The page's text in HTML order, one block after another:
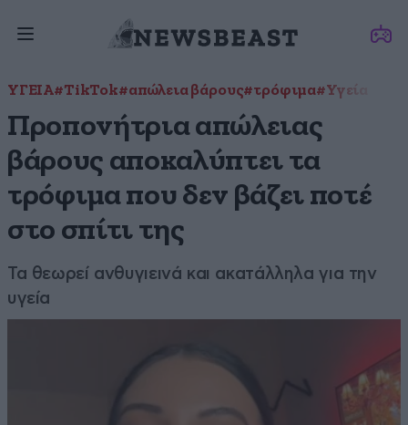
ΥΓΕΙΑ#TikTok#απώλεια βάρους#τρόφιμα#Υγεία
Προπονήτρια απώλειας
βάρους αποκαλύπτει τα
τρόφιμα που δεν βάζει ποτέ
στο σπίτι της
Τα θεωρεί ανθυγιεινά και ακατάλληλα για την
υγεία